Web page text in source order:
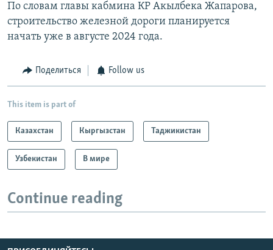
По словам главы кабмина КР Акылбека Жапарова,
строительство железной дороги планируется
начать уже в августе 2024 года.
Поделиться Follow us
This item is part of
Казахстан Кыргызстан Таджикистан
Узбекистан В мире
Continue reading